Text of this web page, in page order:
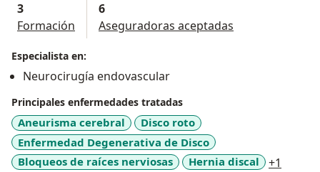
3
Formación
6
Aseguradoras aceptadas
Especialista en:
Neurocirugía endovascular
Principales enfermedades tratadas
Aneurisma cerebral
Disco roto
Enfermedad Degenerativa de Disco
Bloqueos de raíces nerviosas
Hernia discal +1